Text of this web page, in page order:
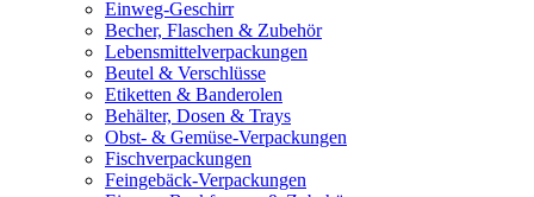
Einweg-Geschirr
Becher, Flaschen & Zubehör
Lebensmittelverpackungen
Beutel & Verschlüsse
Etiketten & Banderolen
Behälter, Dosen & Trays
Obst- & Gemüse-Verpackungen
Fischverpackungen
Feingebäck-Verpackungen